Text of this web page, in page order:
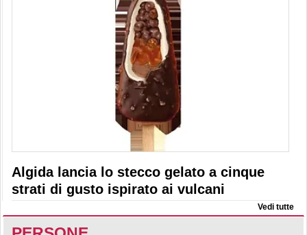
Algida lancia lo stecco gelato a cinque
strati di gusto ispirato ai vulcani
Vedi tutte